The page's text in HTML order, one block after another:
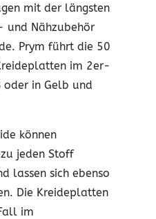
mit der längsten
und Nähzubehör
Prym führt die 50
im 2er-
oder in Gelb und
können
jeden Stoff
lassen sich ebenso
Die Kreideplatten
im